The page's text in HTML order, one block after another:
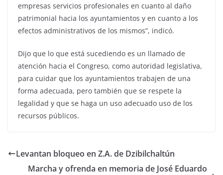
empresas servicios profesionales en cuanto al daño
patrimonial hacia los ayuntamientos y en cuanto a los
efectos administrativos de los mismos”, indicó.
Dijo que lo que está sucediendo es un llamado de
atención hacia el Congreso, como autoridad legislativa,
para cuidar que los ayuntamientos trabajen de una
forma adecuada, pero también que se respete la
legalidad y que se haga un uso adecuado uso de los
recursos públicos.
Levantan bloqueo en Z.A. de Dzibilchaltún
Marcha y ofrenda en memoria de José Eduardo